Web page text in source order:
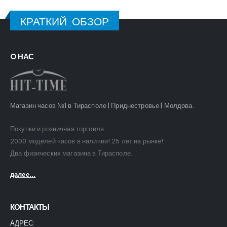
КРАТКИЙ ОБЗОР
O НАС
Магазин часов №1 в Тирасполе | Приднестровье | Молдова.
Покупки и розничная торговля.
2000 моделей часов в наличии! 25 лет на рынке!
Два физических магазина в Тирасполе.
далее...
КОНТАКТЫ
АДРЕС: